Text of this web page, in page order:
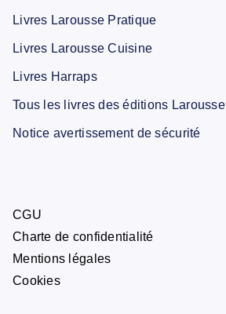
Livres Larousse Pratique
Livres Larousse Cuisine
Livres Harraps
Tous les livres des éditions Larousse
Notice avertissement de sécurité
CGU
Charte de confidentialité
Mentions légales
Cookies